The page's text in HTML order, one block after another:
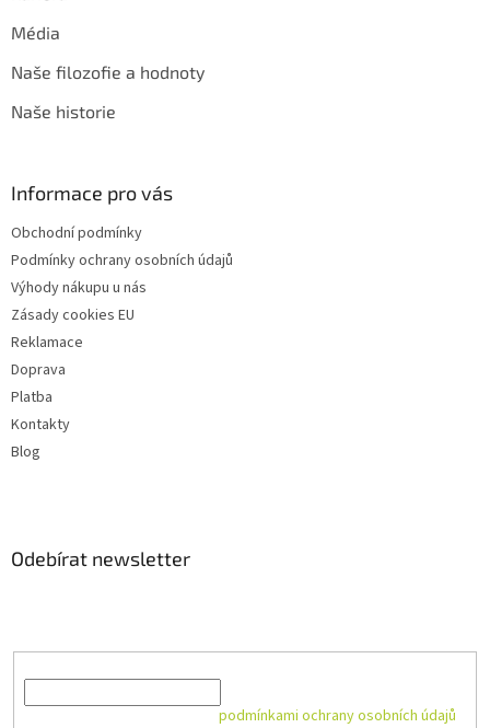
Média
Naše filozofie a hodnoty
Naše historie
Informace pro vás
Obchodní podmínky
Podmínky ochrany osobních údajů
Výhody nákupu u nás
Zásady cookies EU
Reklamace
Doprava
Platba
Kontakty
Blog
Odebírat newsletter
podmínkami ochrany osobních údajů